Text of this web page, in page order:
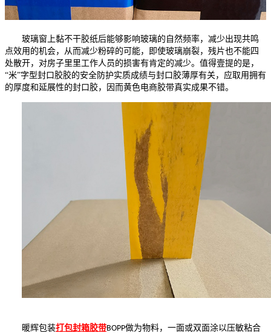
玻璃窗上黏不干胶纸后能够影响玻璃的自然频率，减少出现共鸣
点效用的机会，从而减少粉碎的可能，即使玻璃崩裂，残片也不能四
处散开，对房子里里工作人员的损害有肯定的减少。值得壹提的是，
“米”字型封口胶胶的安全防护实质成绩与封口胶薄厚有关，应取用拥有
的厚度和延展性的封口胶，因而黄色电商胶带真实成果不错。
暖辉包装打包封箱胶带BOPP做为物料，一面或双面涂以压敏粘合